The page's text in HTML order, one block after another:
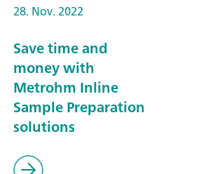
28. Nov. 2022
Save time and
money with
Metrohm Inline
Sample Preparation
solutions